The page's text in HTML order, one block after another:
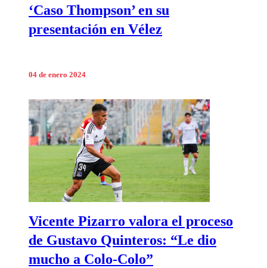
‘Caso Thompson’ en su
presentación en Vélez
04 de enero 2024
Vicente Pizarro valora el proceso
de Gustavo Quinteros: “Le dio
mucho a Colo-Colo”